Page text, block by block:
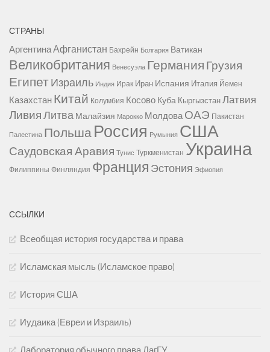
СТРАНЫ
АргентинаАфганистан Бахрейн Болгария Ватикан
Великобритания Венесуэла Германия Грузия
ЕгипетИзраиль Индия Ирак Иран Испания Италия Йемен
Казахстан Китай Колумбия Косово Куба Кыргызстан Латвия
ЛивияЛитва Малайзия Марокко Молдова ОАЭ Пакистан
Палестина Польша Россия Румыния США
Саудовская Аравия Тунис Туркменистан Украина
Филиппины Финляндия Франция Эстония Эфиопия
ССЫЛКИ
Всеобщая история государства и права
Исламская мысль (Исламское право)
История США
Иудаика (Евреи и Израиль)